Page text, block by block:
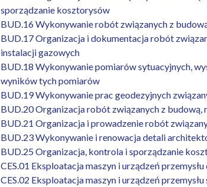
sporządzanie kosztorysów
BUD.16 Wykonywanie robót związanych z
BUD.17 Organizacja i dokumentacja robót
instalacji gazowych
BUD.18 Wykonywanie pomiarów sytuacyjnych,
wyników tych pomiarów
BUD.19 Wykonywanie prac geodezyjnych
BUD.20 Organizacja robót związanych z
BUD.21 Organizacja i prowadzenie robót
BUD.23 Wykonywanie i renowacja detali
BUD.25 Organizacja, kontrola i sporządzanie
CES.01 Eksploatacja maszyn i urządzeń
CES.02 Eksploatacja maszyn i urządzeń